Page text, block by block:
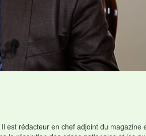
rédacteur en chef adjoint du